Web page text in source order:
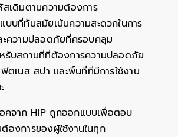
สเดิมตามความต้องการ
บบที่ทันสมัยเน้นความสะดวกในการ
ะความปลอดภัยที่ครอบคลุม
หรับสถานที่ที่ต้องการความปลอดภัย
ตเนส สปา และพื้นที่ที่มีการใช้งาน
คจาก HIP ถูกออกแบบเพื่อตอบ
องการของผู้ใช้งานในทุก